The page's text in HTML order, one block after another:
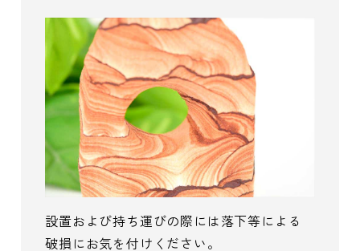
設置および持ち運びの際には落下等による
破損にお気を付けください。